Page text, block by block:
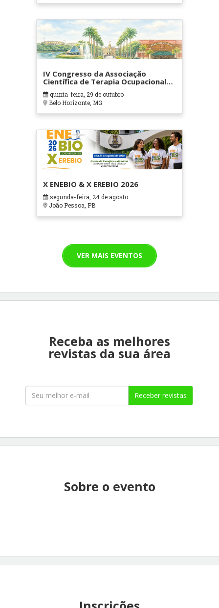
IV Congresso da Associação
Científica de Terapia Ocupacional
em Contextos Hospitalares e
Cuidados Paliativos - ATOHOSP
quinta-feira, 29 de outubro
Belo Horizonte, MG
X ENEBIO & X EREBIO 2026
segunda-feira, 24 de agosto
João Pessoa, PB
VER MAIS EVENTOS
Receba as melhores
revistas da sua área
Receber revistas
Sobre o evento